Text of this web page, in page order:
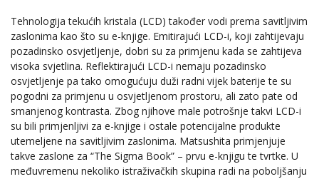
Tehnologija tekućih kristala (LCD) također vodi prema savitljivim
zaslonima kao što su e-knjige. Emitirajući LCD-i, koji zahtijevaju
pozadinsko osvjetljenje, dobri su za primjenu kada se zahtijeva
visoka svjetlina. Reflektirajući LCD-i nemaju pozadinsko
osvjetljenje pa tako omogućuju duži radni vijek baterije te su
pogodni za primjenu u osvjetljenom prostoru, ali zato pate od
smanjenog kontrasta. Zbog njihove male potrošnje takvi LCD-i
su bili primjenljivi za e-knjige i ostale potencijalne produkte
utemeljene na savitljivim zaslonima. Matsushita primjenjuje
takve zaslone za “The Sigma Book” – prvu e-knjigu te tvrtke. U
međuvremenu nekoliko istraživačkih skupina radi na poboljšanju